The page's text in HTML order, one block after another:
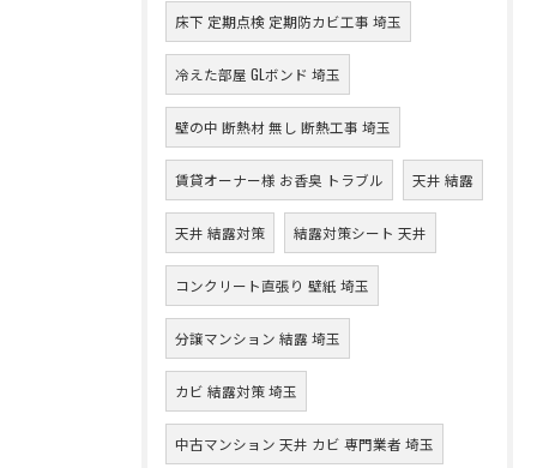
床下 定期点検 定期防カビ工事 埼玉
冷えた部屋 GLボンド 埼玉
壁の中 断熱材 無し 断熱工事 埼玉
賃貸オーナー様 お香臭 トラブル 天井 結露
天井 結露対策 結露対策シート 天井
コンクリート直張り 壁紙 埼玉
分譲マンション 結露 埼玉
カビ 結露対策 埼玉
中古マンション 天井 カビ 専門業者 埼玉